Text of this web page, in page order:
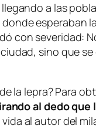
a las
esperaban
con severidad:
sino que
la lepra? Para
al dedo que
al autor del